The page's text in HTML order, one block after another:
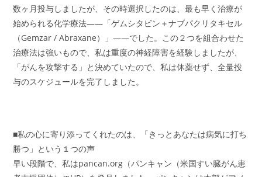
数ヶ月投与しましたが、その時選択したのは、最も早く治療が
始められる化学療法――「ゲムシタビン＋ナブパクリタキセル
（Gemzar / Abraxane）」――でした。この２つを組合わせた
治療法は強いもので、私は重度の神経障害を経験しましたが、
「がんを攻撃する」と決めていたので、私は休薬せず、全量投
与のスケジュールを完了しました。
■私の心に寄り添ってくれたのは、「きっとあなたは病気に打ち
勝つ」という１つの声
早い段階で、私はpancan.org（パンキャン（米国すい臓がん患